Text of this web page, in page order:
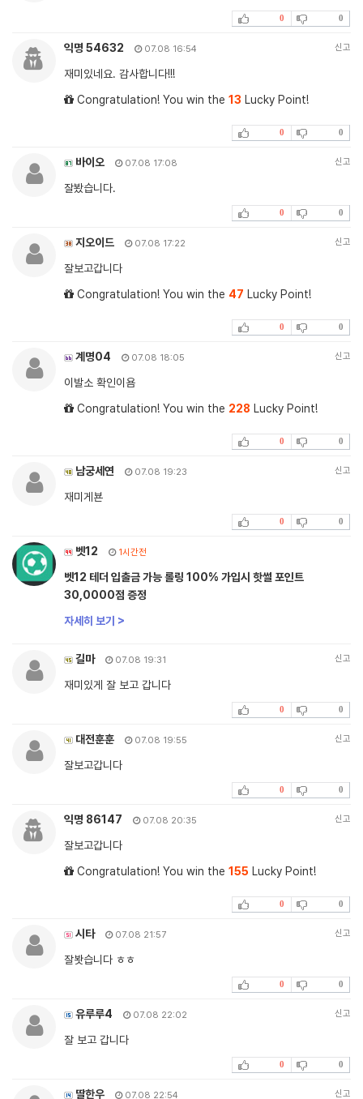
0 0
익명 54632 07.08 16:54 신고
재미있네요. 감사합니다!!!
Congratulation! You win the 13 Lucky Point!
0 0
바이오 07.08 17:08 신고
잘봤습니다.
0 0
지오이드 07.08 17:22 신고
잘보고갑니다
Congratulation! You win the 47 Lucky Point!
0 0
계명04 07.08 18:05 신고
이발소 확인이욤
Congratulation! You win the 228 Lucky Point!
0 0
남궁세연 07.08 19:23 신고
재미게뵨
0 0
벳12 1시간전
벳12 테더 입출금 가능 롤링 100% 가입시 핫썰 포인트
30,0000점 증정
자세히 보기 >
길마 07.08 19:31 신고
재미있게 잘 보고 갑니다
0 0
대전훈훈 07.08 19:55 신고
잘보고갑니다
0 0
익명 86147 07.08 20:35 신고
잘보고갑니다
Congratulation! You win the 155 Lucky Point!
0 0
시타 07.08 21:57 신고
잘봣습니다 ㅎㅎ
0 0
유루루4 07.08 22:02 신고
잘 보고 갑니다
0 0
딸한우 07.08 22:54 신고